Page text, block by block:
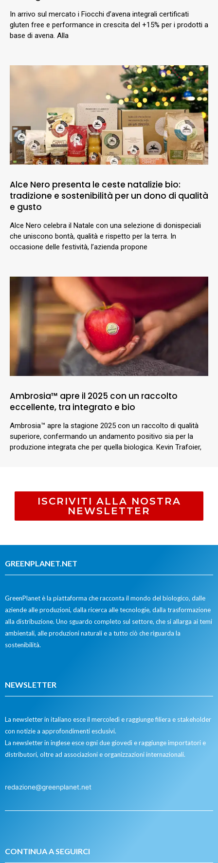
In arrivo sul mercato i Fiocchi d’avena integrali certificati
gluten free e performance in crescita del +15% per i prodotti a
base di avena. Alla
Alce Nero presenta le ceste natalizie bio:
tradizione e sostenibilità per un dono di qualità
e gusto
Alce Nero celebra il Natale con una selezione di donispeciali
che uniscono bontà, qualità e rispetto per la terra. In
occasione delle festività, l’azienda propone
Ambrosia™ apre il 2025 con un raccolto
eccellente, tra integrato e bio
Ambrosia™ apre la stagione 2025 con un raccolto di qualità
superiore, confermando un andamento positivo sia per la
produzione integrata che per quella biologica. Kevin Trafoier,
ISCRIVITI ALLA NOSTRA
NEWSLETTER
GREENPLANET.NET
GreenPlanet è la piattaforma che racconta il mondo del biologico, dalle
aziende alle produzioni, dalla ricerca alle tecnologie, dalla trasformazione
alla distribuzione. Uno sguardo completo sul settore, che si allarga ai temi
ambientali, alle produzioni naturali e a tutto ciò che riguarda la
sostenibilità.
NEWSLETTER
La newsletter in italiano esce il mercoledì e raggiunge filiera e stakeholder
con notizie a approfondimenti esclusivi.
La newsletter in inglese esce ogni due giovedì e raggiunge importatori e
distributori, oltre ad associazioni e organizzazioni internazionali.
redazione@greenplanet.net
CONTINUA A SEGUIRCI